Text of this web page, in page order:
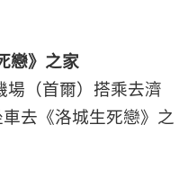
戀》之家
場（首爾）搭乘去濟
去《洛城生死戀》之